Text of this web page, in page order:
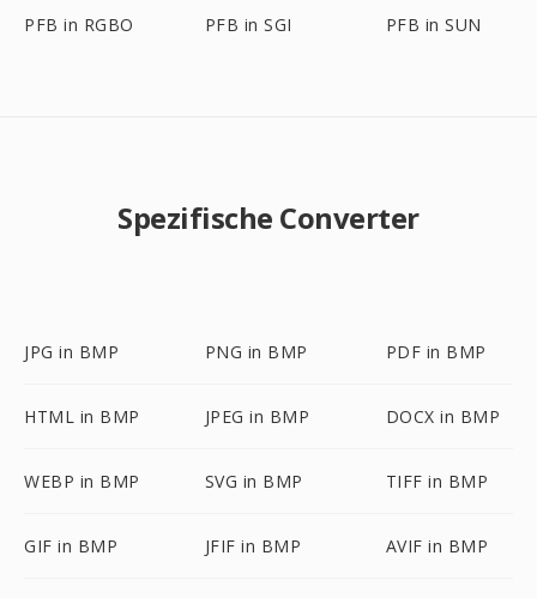
PFB in RGBO PFB in SGI PFB in SUN
Spezifische Converter
JPG in BMP PNG in BMP PDF in BMP
HTML in BMP JPEG in BMP DOCX in BMP
WEBP in BMP SVG in BMP TIFF in BMP
GIF in BMP JFIF in BMP AVIF in BMP